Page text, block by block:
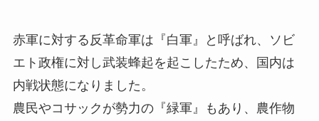
赤軍に対する反革命軍は『白軍』と呼ばれ、ソビ
エト政権に対し武装蜂起を起こしたため、国内は
内戦状態になりました。
農民やコサックが勢力の『緑軍』もあり、農作物